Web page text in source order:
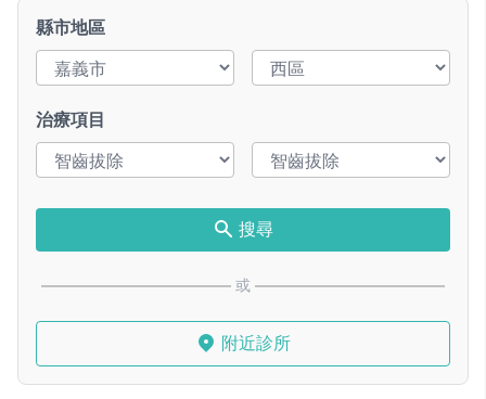
縣市地區
治療項目
搜尋
或
附近診所